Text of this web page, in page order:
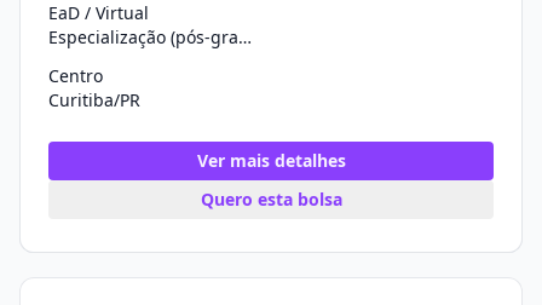
EaD / Virtual
Especialização (pós-graduação)
Centro
Curitiba/PR
Ver mais detalhes
Quero esta bolsa